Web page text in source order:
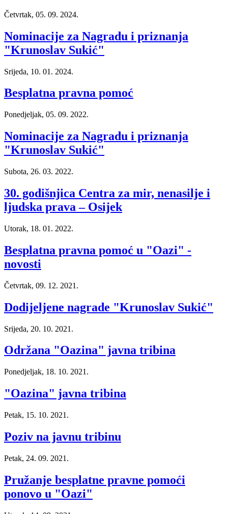
Četvrtak, 05. 09. 2024.
Nominacije za Nagradu i priznanja
"Krunoslav Sukić"
Srijeda, 10. 01. 2024.
Besplatna pravna pomoć
Ponedjeljak, 05. 09. 2022.
Nominacije za Nagradu i priznanja
"Krunoslav Sukić"
Subota, 26. 03. 2022.
30. godišnjica Centra za mir, nenasilje i
ljudska prava – Osijek
Utorak, 18. 01. 2022.
Besplatna pravna pomoć u "Oazi" -
novosti
Četvrtak, 09. 12. 2021.
Dodijeljene nagrade "Krunoslav Sukić"
Srijeda, 20. 10. 2021.
Održana "Oazina" javna tribina
Ponedjeljak, 18. 10. 2021.
"Oazina" javna tribina
Petak, 15. 10. 2021.
Poziv na javnu tribinu
Petak, 24. 09. 2021.
Pružanje besplatne pravne pomoći
ponovo u "Oazi"